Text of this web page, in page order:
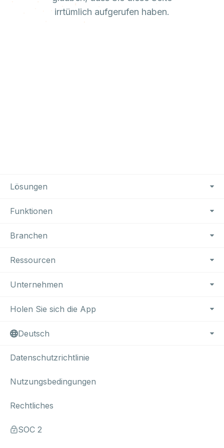
irrtümlich aufgerufen haben.
Footer Navigation
Lösungen
Funktionen
Branchen
Ressourcen
Unternehmen
Holen Sie sich die App
Deutsch
Datenschutzrichtlinie
Nutzungsbedingungen
Rechtliches
SOC 2